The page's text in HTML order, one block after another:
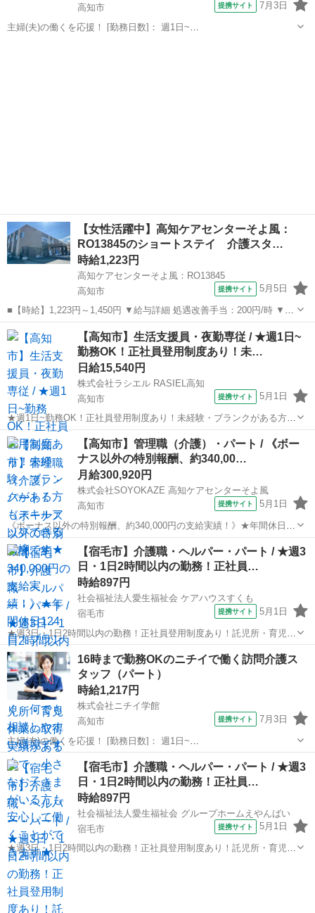
高知市
提携サイト 7月3日
主婦(夫)の働くを応援！ [勤務日数]： 週1日~
【女性活躍中】高知ケアセンターそよ風：
RO13845のショートステイ 介護スタ…
時給1,223円
高知ケアセンターそよ風：RO13845
高知市
提携サイト 5月5日
■【時給】1,223円～1,450円 ▼給与詳細 処遇改善手当：200円/時 ▼下
記別途支給 通勤手当 年末年始手当：380円/時 ※12/300時～1/324時 寸
志あり：年2回（6月・12月） ※業績による ※処...
高知 介護
【高知市】生活支援員・夜勤専従 / ★週1日~
勤務OK！正社員登用制度あり！未…
日給15,540円
株式会社ラシエル RASIEL高知
高知市
提携サイト 5月1日
★週1日~勤務OK！正社員登用制度あり！未経験・ブランクがある方も
スキルアップできる環境です★ 日給： 15,540円~ / 夜勤 日給：
10,390円~ / 深夜勤 アクセス：土讃線 土佐一宮 徒歩4分;土讃線 薊野...
高知 高知市 介護
【高知市】管理職（介護）・パート / 《ボー
ナス以外の特別報酬、約340,00…
月給300,920円
株式会社SOYOKAZE 高知ケアセンターそよ風
高知市
提携サイト 5月1日
《ボーナス以外の特別報酬、約340,000円の支給実績！》★年間休日
124日！ブランクOK！スタッフ間の風通しが良く、何でも相談しやす
い環境です★ 月給： 300,920円~315,920円 / 管理者候補（フルタイム
パー...
高知 高知市 介護
【宿毛市】介護職・ヘルパー・パート / ★週3
日・1日2時間以内の勤務！正社員…
時給897円
社会福祉法人愛生福祉会 ケアハウスすくも
宿毛市
提携サイト 5月1日
★週3日・1日2時間以内の勤務！正社員登用制度あり！託児所・育児休
業の取得実績があるので、小さなお子さまがいる方も安心して働くこ
とができます★ 時給： 897円~900円 アクセス：宿毛線 工業団地 徒歩
6分;宿毛線 平...
高知 宿毛市 介護
16時まで勤務OKのニチイで働く訪問介護ス
タッフ（パート）
時給1,217円
株式会社ニチイ学館
高知市
提携サイト 7月3日
主婦(夫)の働くを応援！ [勤務日数]： 週1日~
10:00~16:00/09:00~15:00/08:00~12:00/09:00~17:00/10:00~18:00 月/
火/水/木/金/土/日 などから選べます [...
高知 高知市 ケアマネージャー
【宿毛市】介護職・ヘルパー・パート / ★週3
日・1日2時間以内の勤務！正社員…
時給897円
社会福祉法人愛生福祉会 グループホームえやんばい
宿毛市
提携サイト 5月1日
★週3日・1日2時間以内の勤務！正社員登用制度あり！託児所・育児休
業の取得実績があるので、小さなお子さまがいる方も安心して働くこ
とができます★ 時給： 897円~900円 アクセス：宿毛線 工業団地 徒歩
6分;宿毛線 平...
高知 宿毛市